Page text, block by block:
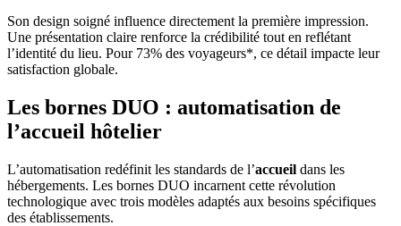
Son design soigné influence directement la première impression.
Une présentation claire renforce la crédibilité tout en reflétant
l’identité du lieu. Pour 73% des voyageurs*, ce détail impacte leur
satisfaction globale.
Les bornes DUO : automatisation de
l’accueil hôtelier
L’automatisation redéfinit les standards de l’accueil dans les
hébergements. Les bornes DUO incarnent cette révolution
technologique avec trois modèles adaptés aux besoins spécifiques
des établissements.